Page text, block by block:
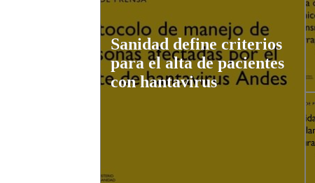
Sanidad define criterios
para el alta de pacientes
con hantavirus